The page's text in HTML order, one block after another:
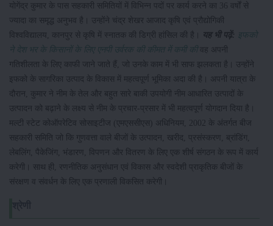
योगेंद्र कुमार के पास सहकारी समितियों में विभिन्न पदों पर कार्य करने का 36 वर्षों से
ज्यादा का समृद्ध अनुभव है। उन्होंने चंद्र शेखर आजाद कृषि एवं प्रौद्योगिकी
विश्वविद्यालय, कानपुर से कृषि में स्नातक की डिग्री हांसिल की है।
यह भी पढ़ें: इफको
ने देश भर के किसानों के लिए एनपी उर्वरक की कीमत में कमी की वह अपनी
गतिशीलता के लिए काफी जाने जाते हैं, जो उनके काम में भी साफ झलकता है। उन्होंने
इफको के सागरिका उत्पाद के विकास में महत्वपूर्ण भूमिका अदा की है। अपनी यात्रा के
दौरान, कुमार ने नीम के तेल और बहुत सारे बाकी उपयोगी नीम आधारित उत्पादों के
उत्पादन को बढ़ाने के लक्ष्य से नीम के प्रचार-प्रसार में भी महत्वपूर्ण योगदान दिया है।
मल्टी स्टेट कोऑपरेटिव सोसाइटीज (एमएससीएस) अधिनियम, 2002 के अंतर्गत बीज
सहकारी समिति जो कि गुणवत्ता वाले बीजों के उत्पादन, खरीद, प्रसंस्करण, ब्रांडिंग,
लेबलिंग, पैकेजिंग, भंडारण, विपणन और वितरण के लिए एक शीर्ष संगठन के रूप में कार्य
करेगी। साथ ही, रणनीतिक अनुसंधान एवं विकास और स्वदेशी प्राकृतिक बीजों के
संरक्षण व संवर्धन के लिए एक प्रणाली विकसित करेगी।